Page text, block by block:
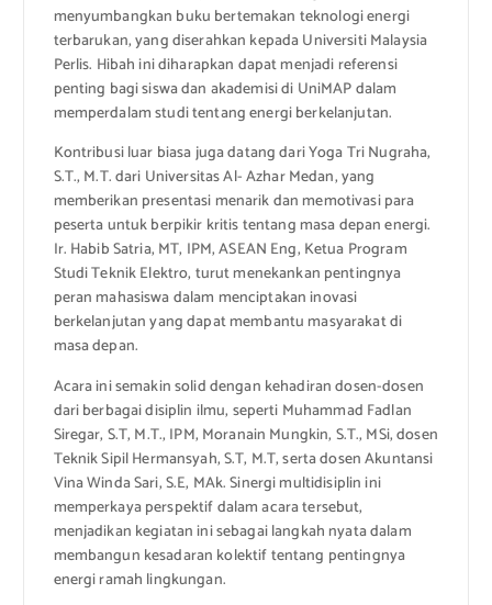
menyumbangkan buku bertemakan teknologi energi
terbarukan, yang diserahkan kepada Universiti Malaysia
Perlis. Hibah ini diharapkan dapat menjadi referensi
penting bagi siswa dan akademisi di UniMAP dalam
memperdalam studi tentang energi berkelanjutan.
Kontribusi luar biasa juga datang dari Yoga Tri Nugraha,
S.T., M.T. dari Universitas Al- Azhar Medan, yang
memberikan presentasi menarik dan memotivasi para
peserta untuk berpikir kritis tentang masa depan energi.
Ir. Habib Satria, MT, IPM, ASEAN Eng, Ketua Program
Studi Teknik Elektro, turut menekankan pentingnya
peran mahasiswa dalam menciptakan inovasi
berkelanjutan yang dapat membantu masyarakat di
masa depan.
Acara ini semakin solid dengan kehadiran dosen-dosen
dari berbagai disiplin ilmu, seperti Muhammad Fadlan
Siregar, S.T, M.T., IPM, Moranain Mungkin, S.T., MSi, dosen
Teknik Sipil Hermansyah, S.T, M.T, serta dosen Akuntansi
Vina Winda Sari, S.E, MAk. Sinergi multidisiplin ini
memperkaya perspektif dalam acara tersebut,
menjadikan kegiatan ini sebagai langkah nyata dalam
membangun kesadaran kolektif tentang pentingnya
energi ramah lingkungan.